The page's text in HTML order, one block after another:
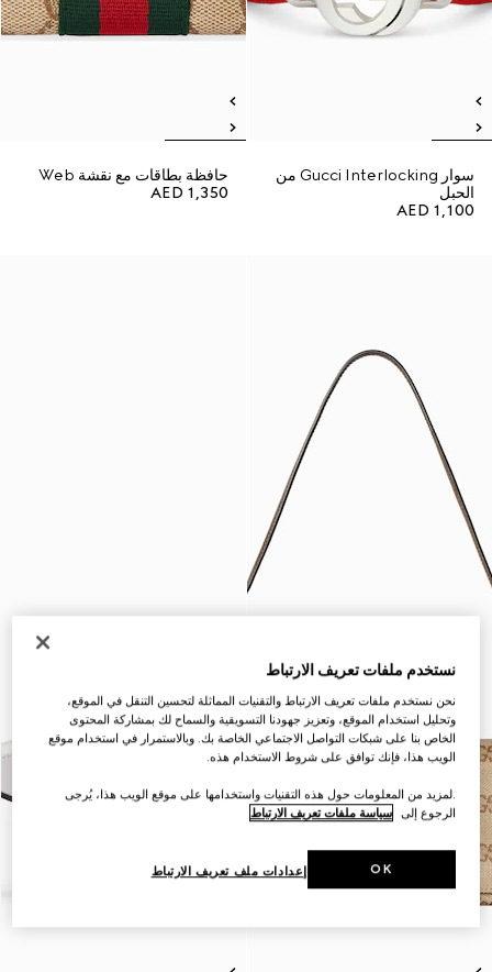
سوار Gucci Interlocking من
الحبل
AED 1,100
حافظة بطاقات مع نقشة Web
AED 1,350
نستخدم ملفات تعريف الارتباط
نحن نستخدم ملفات تعريف الارتباط والتقنيات المماثلة لتحسين التنقل في الموقع،
وتحليل استخدام الموقع، وتعزيز جهودنا التسويقية والسماح لك بمشاركة المحتوى
الخاص بنا على شبكات التواصل الاجتماعي الخاصة بك. وبالاستمرار في استخدام موقع
الويب هذا، فإنك توافق على شروط الاستخدام هذه.
.لمزيد من المعلومات حول هذه التقنيات واستخدامها على موقع الويب هذا، يُرجى
الرجوع إلى سياسة ملفات تعريف الارتباط
إعدادات ملف تعريف الارتباط OK